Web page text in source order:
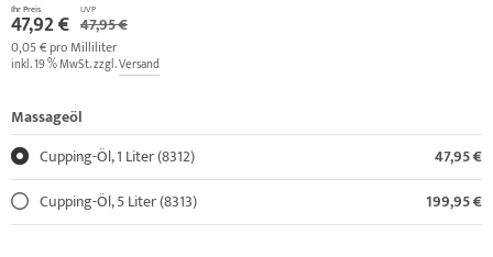
Ihr Preis
47,92 € UVP
47,95 €
0,05 € pro Milliliter
inkl. 19 % MwSt. zzgl.Versand
Massageöl
Cupping-Öl, 1 Liter (8312)
47,95 €
Cupping-Öl, 5 Liter (8313)
199,95 €